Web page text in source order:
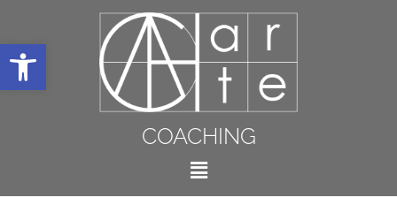
Abrir barra de herramientas
COACHING